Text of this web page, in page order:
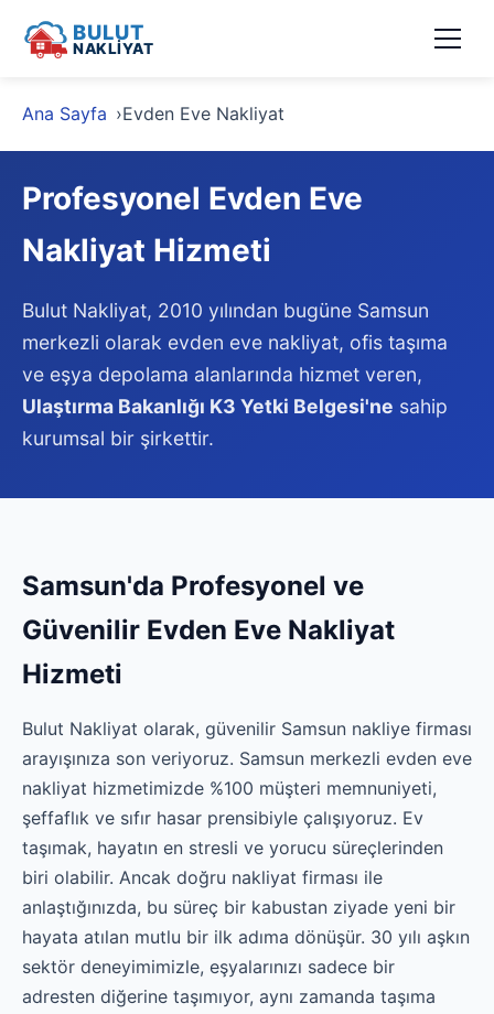
BULUT
NAKLİYAT
Ana Sayfa Evden Eve Nakliyat
Profesyonel Evden Eve
Nakliyat Hizmeti
Bulut Nakliyat, 2010 yılından bugüne Samsun
merkezli olarak evden eve nakliyat, ofis taşıma
ve eşya depolama alanlarında hizmet veren,
Ulaştırma Bakanlığı K3 Yetki Belgesi'ne sahip
kurumsal bir şirkettir.
Samsun'da Profesyonel ve
Güvenilir Evden Eve Nakliyat
Hizmeti
Bulut Nakliyat olarak, güvenilir Samsun nakliye firması
arayışınıza son veriyoruz. Samsun merkezli evden eve
nakliyat hizmetimizde %100 müşteri memnuniyeti,
şeffaflık ve sıfır hasar prensibiyle çalışıyoruz. Ev
taşımak, hayatın en stresli ve yorucu süreçlerinden
biri olabilir. Ancak doğru nakliyat firması ile
anlaştığınızda, bu süreç bir kabustan ziyade yeni bir
hayata atılan mutlu bir ilk adıma dönüşür. 30 yılı aşkın
sektör deneyimimizle, eşyalarınızı sadece bir
adresten diğerine taşımıyor, aynı zamanda taşıma